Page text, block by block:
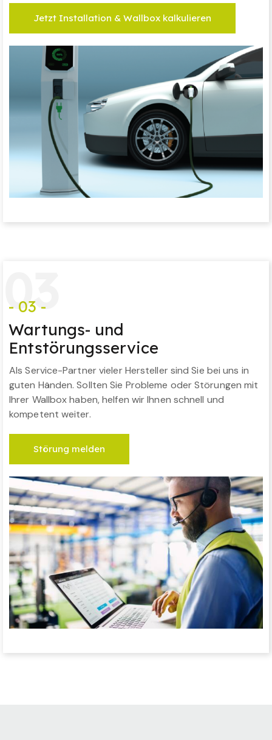
Jetzt Installation & Wallbox kalkulieren
03
- 03 -
Wartungs- und
Entstörungsservice
Als Service-Partner vieler Hersteller sind Sie bei uns in
guten Händen. Sollten Sie Probleme oder Störungen mit
Ihrer Wallbox haben, helfen wir Ihnen schnell und
kompetent weiter.
Störung melden